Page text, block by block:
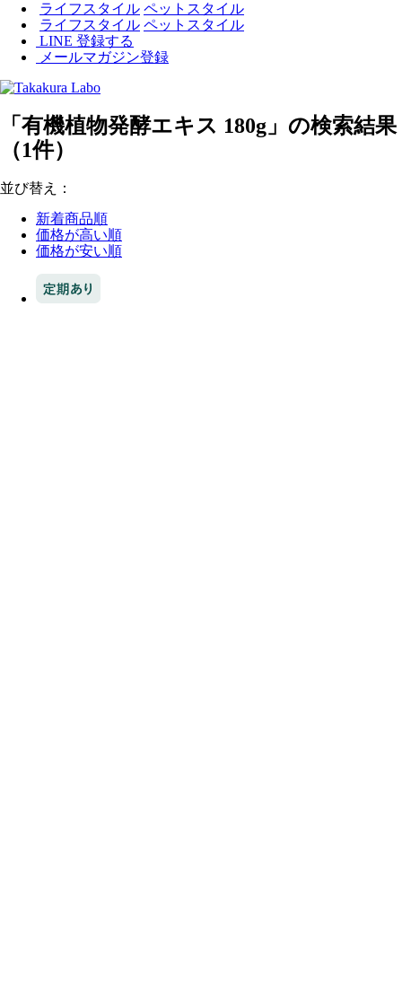
ライフスタイル ペットスタイル
ライフスタイル ペットスタイル
LINE 登録する
メールマガジン登録
「有機植物発酵エキス 180g」の検索結果
（1件）
並び替え：
新着商品順
価格が高い順
価格が安い順